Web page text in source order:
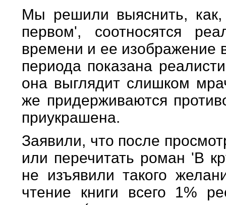
Мы решили выяснить, как,
первом', соотносятся
времени и ее изображение
периода показана
она выглядит слишком
же придерживаются
приукрашена.
Заявили, что после
или перечитать роман 'В
не изъявили такого
чтение книги всего 1%